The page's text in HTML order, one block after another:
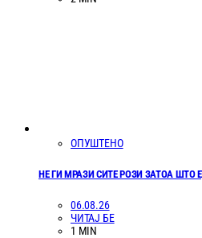
ОПУШТЕНО
НЕ ГИ МРАЗИ СИТЕ РОЗИ ЗАТОА ШТО
06.08.26
ЧИТАЈ БЕ
1 MIN